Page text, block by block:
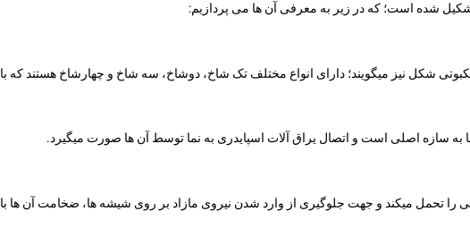
شده است؛ که در زیر به معرفی آن ها می پردازیم:
شکل نیز میگویند؛ دارای انواع مختلف تک شاخ، دوشاخ، سه شاخ و چهارشاخ هستند که با
به سازه اصلی است و اتصال یراق آلات اسپایدری به نما توسط آن ها صورت میگیرد.
را تحمل میکند و جهت جلوگیری از وارد شدن نیروی مازاد بر روی شیشه ها، ضخامت آن ها